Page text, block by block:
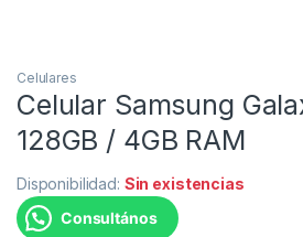
Celulares
Celular Samsung
128GB / 4GB RAM
Disponibilidad: Sin existencias
Consultános